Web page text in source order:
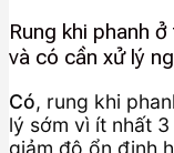
Rung khi phanh
và có cần xử lý
Có, rung khi
lý sớm vì ít nhất
giảm độ ổn định